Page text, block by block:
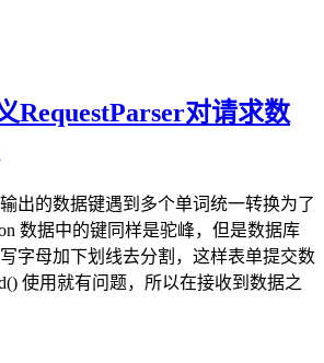
RequestParser对请求数
出的数据键遇到多个单词统一转换为了
数据中的键同样是驼峰，但是数据库
字母加下划线去分割，这样表单提交数
使用就有问题，所以在接收到数据之